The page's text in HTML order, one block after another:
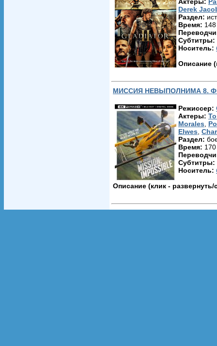
В сцене вручения «Оскара»
Тоби Магуайра.
В трейлере «Дебил Джек»
Съёмки проходили с 9 июля
Премьера «Солдат неудачи»
которых отдельные диалоги и
Том Круз сам предложил,
Derek
Раздел:
Время:
Субтитры:
Носитель:
Описание
МИССИЯ НЕВЫПОЛНИМА 8.
Режиссер:
Актеры:
Morales
Elwes
Раздел:
Время:
Субтитры:
Носитель:
Описание (клик - развернуть/